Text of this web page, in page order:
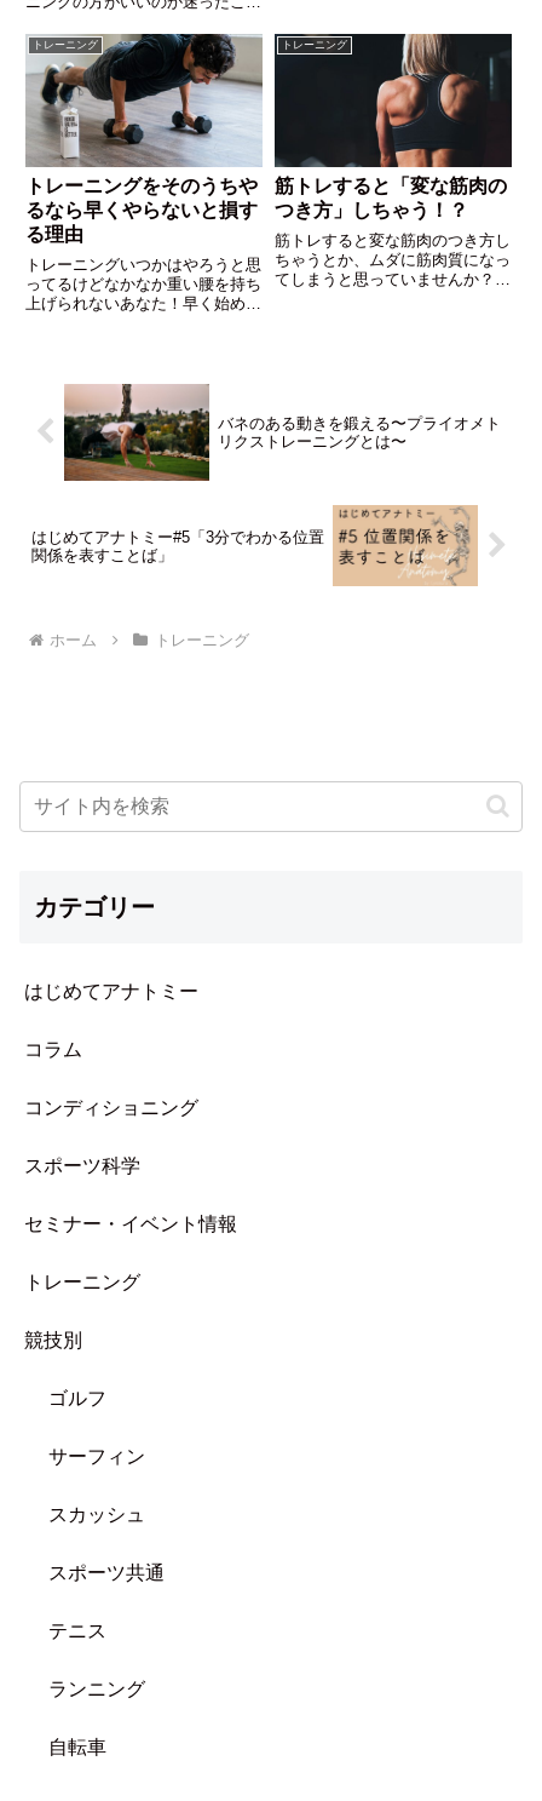
はマシンとフリーウェイトの特徴
を考えあなたに合ったトレーニン
グ方法を見極めます。まずはあな
たのトレーニングの目的が何か、
頭に浮かべてから記事を読んでみ
てくださいね
よくトレーニングしたいならこの
記事をよんでしっかりトレーニン
グしていきましょう！
トレーニング
トレーニングをそのうちや
るなら早くやらないと損す
る理由
トレーニングいつかはやろうと思
ってるけどなかなか重い腰を持ち
上げられないあなた！早く始めな
めるのです。だったら今すぐにで
も始めた方が得ですよね！
トレーニング
筋トレすると「変な筋肉の
つき方」しちゃう！？
筋トレすると変な筋肉のつき方し
ちゃうとか、ムダに筋肉質になっ
てしまうと思っていませんか？こ
バネのある動きを鍛える〜プライオメト
リクストレーニングとは〜
はじめてアナトミー#5「3分でわかる位置
関係を表すことば」
ホーム トレーニング
カテゴリー
はじめてアナトミー
コラム
コンディショニング
スポーツ科学
セミナー・イベント情報
トレーニング
競技別
ゴルフ
サーフィン
スカッシュ
スポーツ共通
テニス
ランニング
自転車